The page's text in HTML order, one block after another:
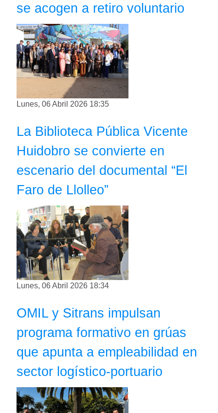
se acogen a retiro voluntario
Lunes, 06 Abril 2026 18:35
La Biblioteca Pública Vicente
Huidobro se convierte en
escenario del documental “El
Faro de Llolleo”
Lunes, 06 Abril 2026 18:34
OMIL y Sitrans impulsan
programa formativo en grúas
que apunta a empleabilidad en
sector logístico-portuario